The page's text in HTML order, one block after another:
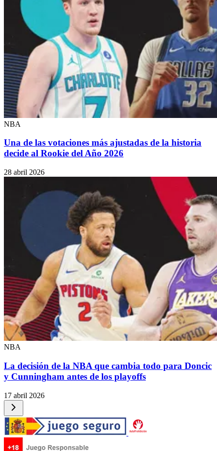
NBA
Una de las votaciones más ajustadas de la historia
decide al Rookie del Año 2026
28 abril 2026
NBA
La decisión de la NBA que cambia todo para Doncic
y Cunningham antes de los playoffs
17 abril 2026